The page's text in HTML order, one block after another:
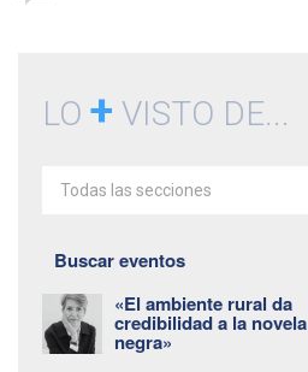
LO + VISTO DE...
Todas las secciones
Buscar eventos
«El ambiente rural da
credibilidad a la novela
negra»